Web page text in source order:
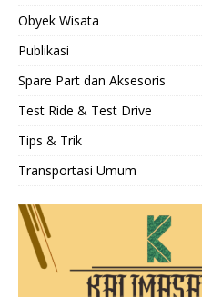
Obyek Wisata
Publikasi
Spare Part dan Aksesoris
Test Ride & Test Drive
Tips & Trik
Transportasi Umum